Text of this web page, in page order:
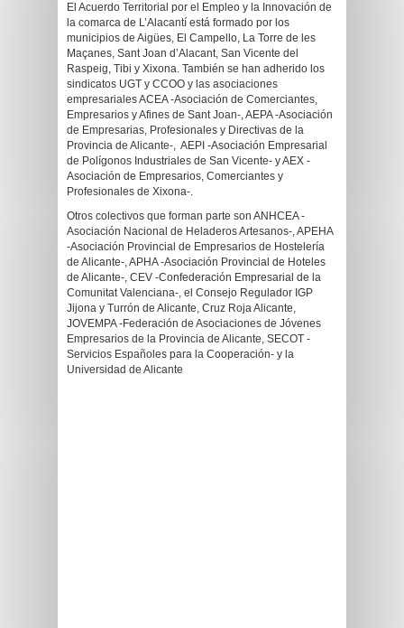
El Acuerdo Territorial por el Empleo y la Innovación de
la comarca de L’Alacantí está formado por los
municipios de Aigües, El Campello, La Torre de les
Maçanes, Sant Joan d’Alacant, San Vicente del
Raspeig, Tibi y Xixona. También se han adherido los
sindicatos UGT y CCOO y las asociaciones
empresariales ACEA -Asociación de Comerciantes,
Empresarios y Afines de Sant Joan-, AEPA -Asociación
de Empresarias, Profesionales y Directivas de la
Provincia de Alicante-, AEPI -Asociación Empresarial
de Polígonos Industriales de San Vicente- y AEX -
Asociación de Empresarios, Comerciantes y
Profesionales de Xixona-.
Otros colectivos que forman parte son ANHCEA -
Asociación Nacional de Heladeros Artesanos-, APEHA
-Asociación Provincial de Empresarios de Hostelería
de Alicante-, APHA -Asociación Provincial de Hoteles
de Alicante-, CEV -Confederación Empresarial de la
Comunitat Valenciana-, el Consejo Regulador IGP
Jijona y Turrón de Alicante, Cruz Roja Alicante,
JOVEMPA -Federación de Asociaciones de Jóvenes
Empresarios de la Provincia de Alicante, SECOT -
Servicios Españoles para la Cooperación- y la
Universidad de Alicante